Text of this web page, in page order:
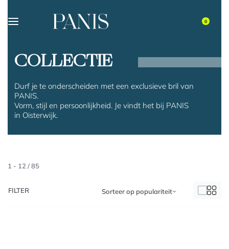
0
COLLECTIE
Durf je te onderscheiden met een exclusieve bril van
PANIS.
Vorm, stijl en persoonlijkheid. Je vindt het bij PANIS
in Oisterwijk.
1 - 12 /85
Sorteer op populariteit
FILTER